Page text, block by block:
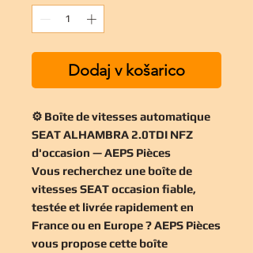
Dodaj v košarico
⚙️ Boîte de vitesses automatique
SEAT ALHAMBRA 2.0TDI NFZ
d'occasion — AEPS Pièces
Vous recherchez une boîte de
vitesses SEAT occasion fiable,
testée et livrée rapidement en
France ou en Europe ? AEPS Pièces
vous propose cette boîte